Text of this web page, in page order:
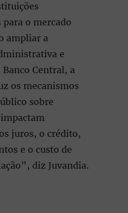
o mercado
ampliar a
e
Central, a
os mecanismos
sobre
juros, o crédito,
e o custo de
diz Juvandia.